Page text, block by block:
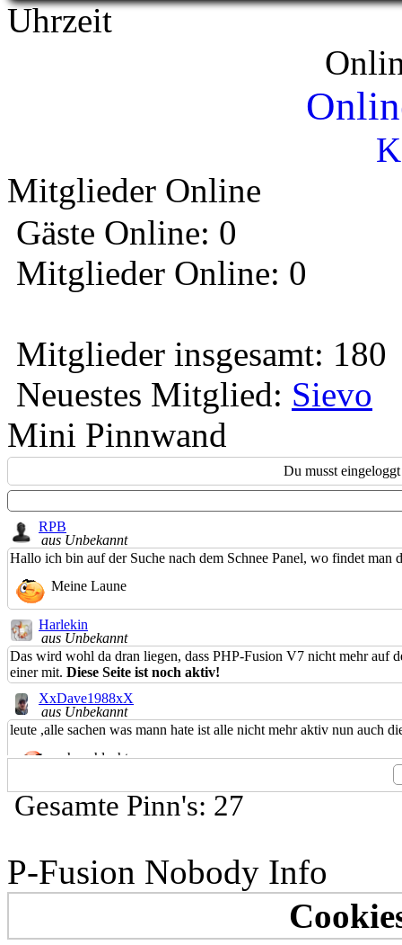
Uhrzeit
Mitglieder Online
Gäste Online: 0
Mitglieder Online: 0
Mitglieder insgesamt: 180
Neuestes Mitglied: Sievo
Mini Pinnwand
Du musst
RPB
aus Unbekannt
Hallo ich bin auf der Suche nach dem Schnee Panel, wo findet man
Meine Laune
Harlekin
aus Unbekannt
Das wird wohl da dran liegen, dass PHP-Fusion V7 nicht mehr auf
einer mit. Diese Seite ist noch aktiv!
XxDave1988xX
aus Unbekannt
leute ,alle sachen was mann hate ist alle nicht mehr aktiv nun auch
sehr schlecht
Rolly8-HL
aus Unbekannt
Allen ein frohes Fest
Emily
Gesamte Pinn's: 27
P-Fusion Nobody Info